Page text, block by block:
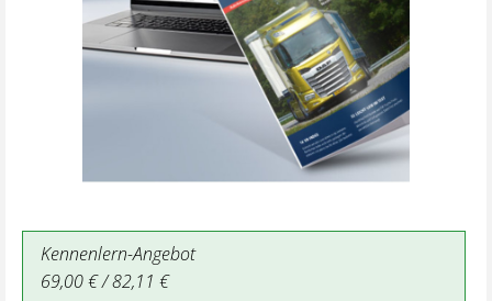
Kennenlern-Angebot
69,00 € / 82,11 €